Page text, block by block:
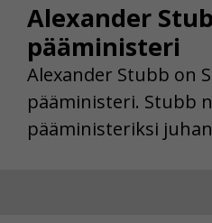
Alexander
pääministeri
Alexander Stubb on
pääministeri. Stubb
pääministeriksi